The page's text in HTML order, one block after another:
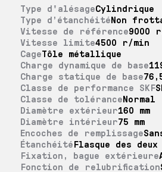
Type d'alésageCylindrique
Type d’étanchéitéNon
Vitesse de référence9000
Vitesse limite4500 r/min
CageTôle métallique
Charge dynamique de base
Charge statique de base
Classe de performance SKF
Classe de toléranceNormal
Diamètre extérieur160 mm
Diamètre intérieur75 mm
Encoches de remplissage
ÉtanchéitéFlasque des
Fixation, bague extérieure
Fonction de relubrification